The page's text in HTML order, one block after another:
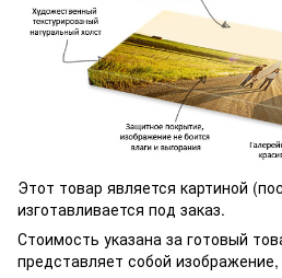
Этот товар является картиной
изготавливается под заказ.
Стоимость указана за готовый
представляет собой